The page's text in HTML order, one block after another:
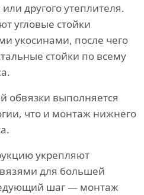
другого утеплителя.
угловые стойки
укосинами, после чего
стойки по всему
обвязки выполняется
что и монтаж нижнего
укрепляют
для большей
шаг — монтаж